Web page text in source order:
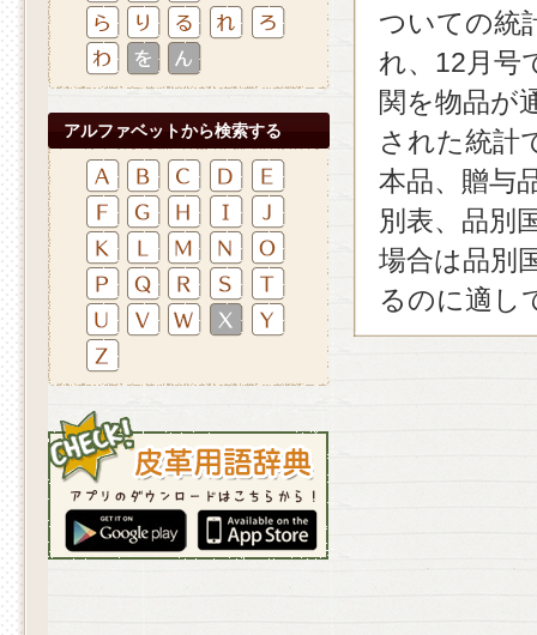
アルファベットから検索する
ついての統
れ、12月号
関を物品が
された統計
本品、贈与
別表、品別
場合は品別
るのに適し